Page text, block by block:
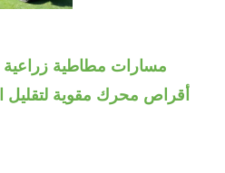
أقراص محرك مقوية لتقليل